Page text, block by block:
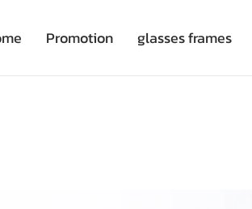
Promotion glasses frames